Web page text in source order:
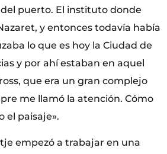
del puerto. El instituto donde
y entonces todavía había
lo que es hoy la Ciudad de
y por ahí estaban en aquel
que era un gran complejo
me llamó la atención. Cómo
el paisaje».
empezó a trabajar en una